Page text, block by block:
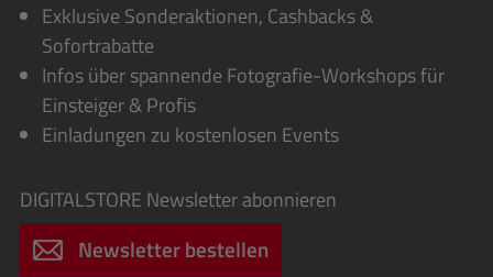
Exklusive Sonderaktionen, Cashbacks &
Sofortrabatte
Infos über spannende Fotografie-Workshops für
Einsteiger & Profis
Einladungen zu kostenlosen Events
DIGITALSTORE Newsletter abonnieren
Newsletter bestellen